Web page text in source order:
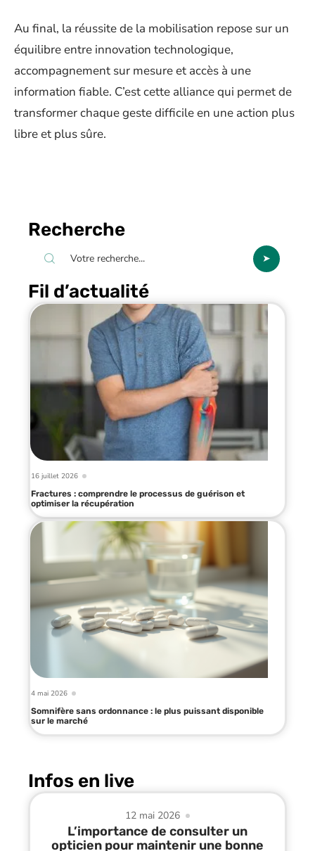
Au final, la réussite de la mobilisation repose sur un
équilibre entre innovation technologique,
accompagnement sur mesure et accès à une
information fiable. C’est cette alliance qui permet de
transformer chaque geste difficile en une action plus
libre et plus sûre.
Recherche
Fil d’actualité
16 juillet 2026
Fractures : comprendre le processus de guérison et
optimiser la récupération
4 mai 2026
Somnifère sans ordonnance : le plus puissant disponible
sur le marché
Infos en live
12 mai 2026
L’importance de consulter un
opticien pour maintenir une bonne